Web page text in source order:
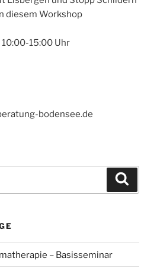
diesem Workshop
15:00 Uhr
bodensee.de
– Basisseminar